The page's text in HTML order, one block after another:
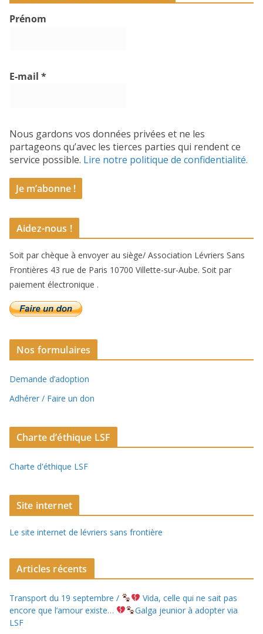
Prénom
E-mail *
Nous gardons vos données privées et ne les
partageons qu’avec les tierces parties qui rendent ce
service possible. Lire notre politique de confidentialité.
Aidez-nous !
Soit par chèque à envoyer au siège/ Association Lévriers Sans
Frontières 43 rue de Paris 10700 Villette-sur-Aube. Soit par
paiement électronique .
Nos formulaires
Demande d’adoption
Adhérer / Faire un don
Charte d’éthique LSF
Charte d'éthique LSF
Site internet
Le site internet de lévriers sans frontière
Articles récents
Transport du 19 septembre /
Vida, celle qui ne sait pas
encore que l’amour existe…
Galga jeunior à adopter via
LSF